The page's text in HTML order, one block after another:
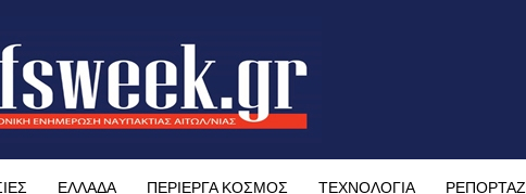
ΕΛΛΑΔΑ ΠΕΡΙΕΡΓΑ ΚΟΣΜΟΣ ΤΕΧΝΟΛΟΓΙΑ ΡΕΠΟΡΤΑΖ